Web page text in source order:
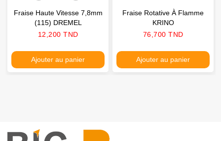
Fraise Haute Vitesse 7,8mm
(115) DREMEL
Prix
12,200 TND
Ajouter au panier
Fraise Rotative À Flamme
KRINO
Prix
76,700 TND
Ajouter au panier